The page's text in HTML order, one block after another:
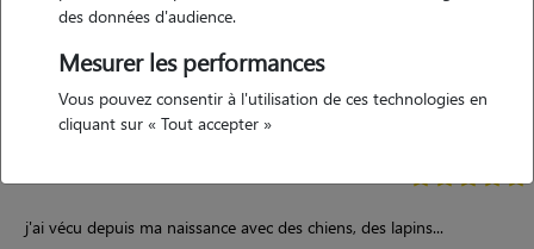
BEDENAC 17210
appartement
j'ai vécu depuis ma naissance avec des chiens, des lapins...
des données d'audience.
Mesurer les performances
Vous pouvez consentir à l'utilisation de ces technologies en
cliquant sur « Tout accepter »